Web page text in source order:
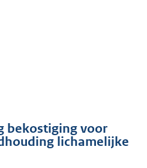
bekostiging voor
lichamelijke